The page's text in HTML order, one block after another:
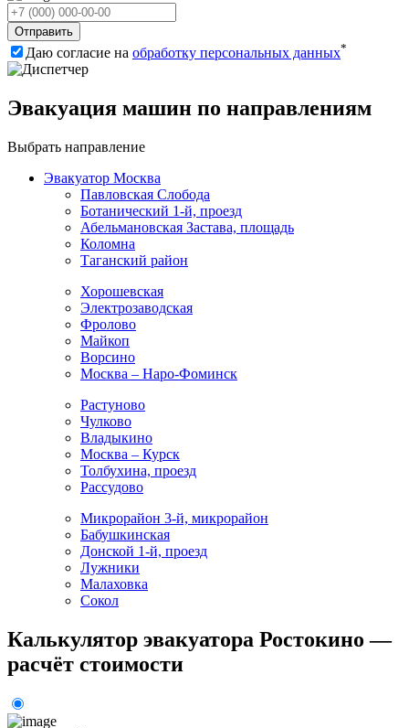
Отправить
Даю согласие на обработку персональных данных*
Эвакуация машин по направлениям
Выбрать направление
Эвакуатор Москва
Павловская Слобода
Ботанический 1-й, проезд
Абельмановская Застава, площадь
Коломна
Таганский район
Хорошевская
Электрозаводская
Фролово
Майкоп
Ворсино
Москва – Наро-Фоминск
Растуново
Чулково
Владыкино
Москва – Курск
Толбухина, проезд
Рассудово
Микрорайон 3-й, микрорайон
Бабушкинская
Донской 1-й, проезд
Лужники
Малаховка
Сокол
Калькулятор эвакуатора Ростокино —
расчёт стоимости